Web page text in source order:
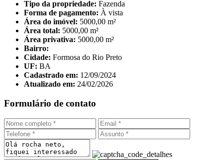
Tipo da propriedade: Fazenda
Forma de pagamento: À vista
Área do imóvel: 5000,00 m²
Área total: 5000,00 m²
Área privativa: 5000,00 m²
Bairro:
Cidade: Formosa do Rio Preto
UF: BA
Cadastrado em: 12/09/2024
Atualizado em: 24/02/2026
Formulário de contato